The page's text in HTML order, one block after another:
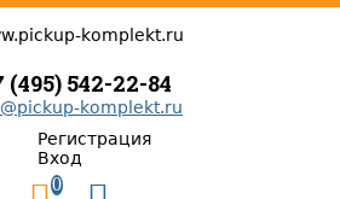
(495) 542-22-84
komplekt.ru
Регистрация
Вход
0